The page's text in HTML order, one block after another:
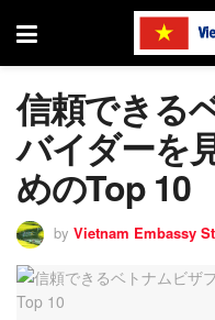
信頼できる
バイダーを
めのTop 10
by Vietnam Embassy